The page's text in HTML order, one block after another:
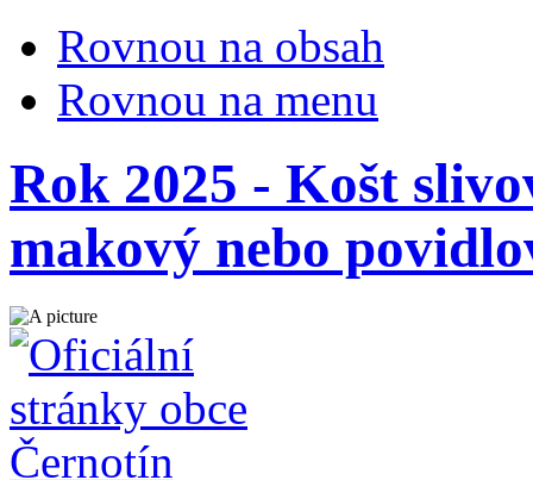
Rovnou na obsah
Rovnou na menu
Rok 2025 - Košt
makový nebo